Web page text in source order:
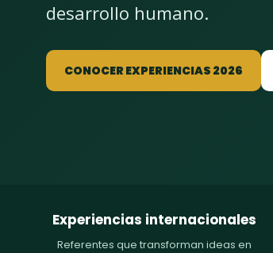
desarrollo humano.
CONOCER EXPERIENCIAS 2026
Experiencias internacionales
Referentes que transforman ideas en